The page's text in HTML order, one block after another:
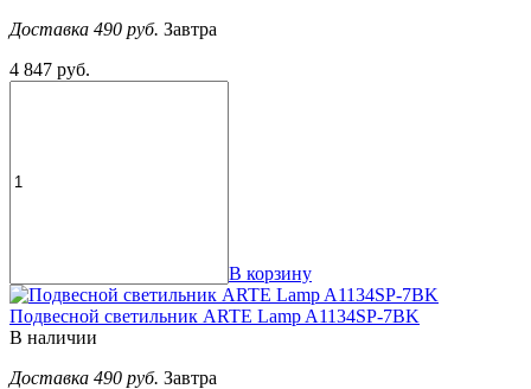
Доставка 490 руб. Завтра
4 847 руб.
В корзину
Подвесной светильник ARTE Lamp A1134SP-7BK
В наличии
Доставка 490 руб. Завтра